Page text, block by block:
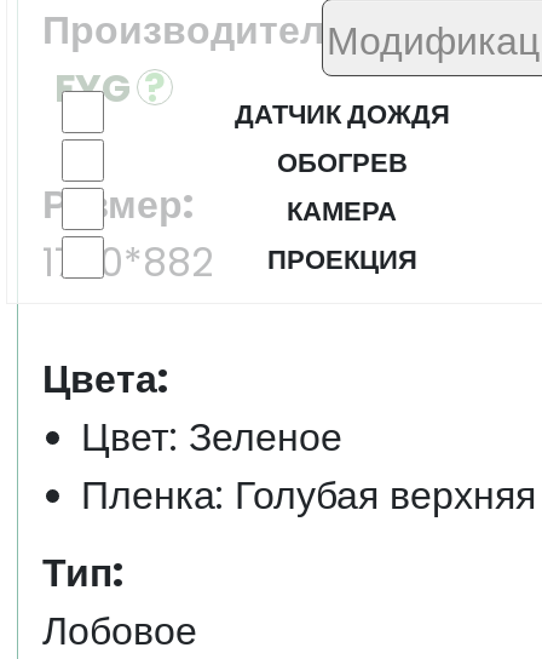
ДАТЧИК ДОЖДЯ
ОБОГРЕВ
КАМЕРА
ПРОЕКЦИЯ
Производитель:
FYG
Размер:
1780*882
Цвета:
Цвет: Зеленое
Пленка: Голубая
Тип:
Лобовое